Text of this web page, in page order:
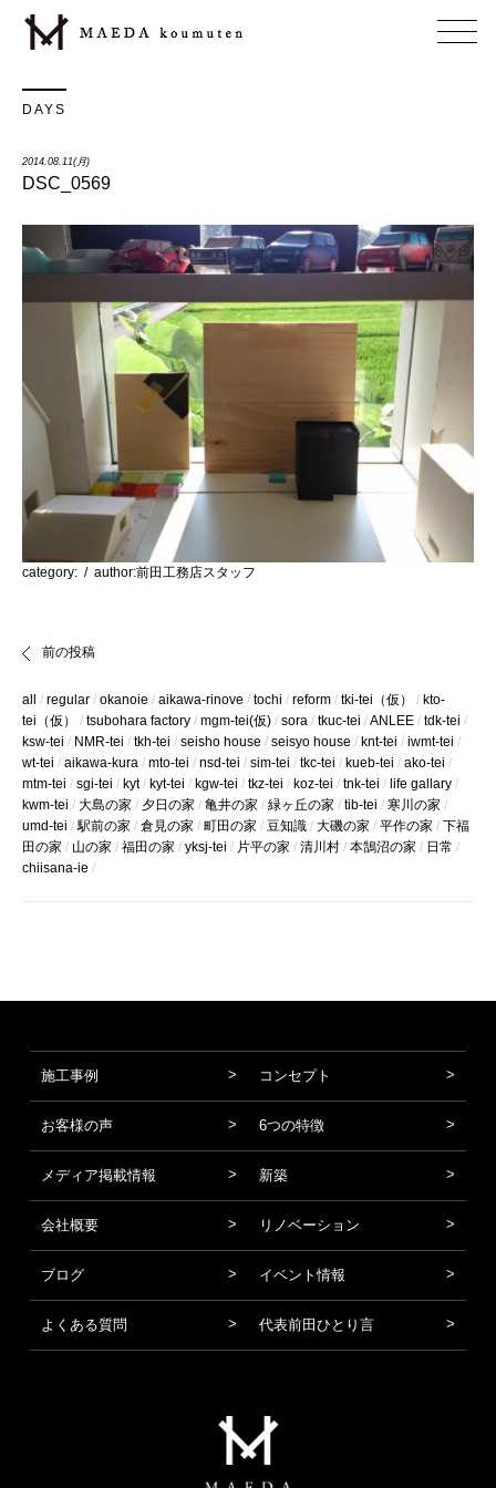
DAYS
2014.08.11(月)
DSC_0569
category: / author:前田工務店スタッフ
前の投稿
all regular okanoie aikawa-rinove tochi reform tki-tei（仮）
kto-
tei（仮）
tsubohara factory mgm-tei(仮) sora tkuc-tei ANLEE
tdk-tei
ksw-tei
NMR-tei tkh-tei seisho house seisyo house knt-tei
iwmt-tei
wt-tei
aikawa-kura mto-tei nsd-tei sim-tei tkc-tei kueb-tei
ako-tei
mtm-tei
sgi-tei kyt kyt-tei kgw-tei tkz-tei koz-tei tnk-tei
life gallary
kwm-tei
大島の家 夕日の家 亀井の家 緑ヶ丘の家 tib-tei
寒川の家
umd-tei
駅前の家 倉見の家 町田の家 豆知識 大磯の家 平作の家
下福
田の家
山の家 福田の家 yksj-tei 片平の家 清川村 本鵠沼の家
日常
chiisana-ie
施工事例 コンセプト
お客様の声 6つの特徴
メディア掲載情報 新築
会社概要 リノベーション
ブログ イベント情報
よくある質問 代表前田ひとり言